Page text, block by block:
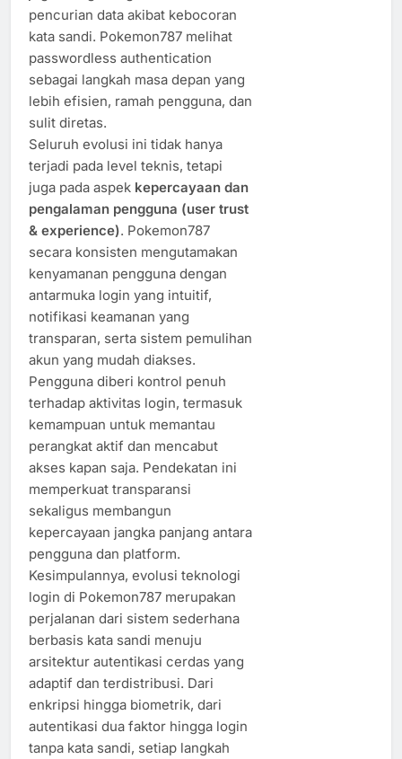
pencurian data akibat kebocoran
kata sandi. Pokemon787 melihat
passwordless authentication
sebagai langkah masa depan yang
lebih efisien, ramah pengguna, dan
sulit diretas.
Seluruh evolusi ini tidak hanya
terjadi pada level teknis, tetapi
juga pada aspek kepercayaan dan
pengalaman pengguna (user trust
& experience). Pokemon787
secara konsisten mengutamakan
kenyamanan pengguna dengan
antarmuka login yang intuitif,
notifikasi keamanan yang
transparan, serta sistem pemulihan
akun yang mudah diakses.
Pengguna diberi kontrol penuh
terhadap aktivitas login, termasuk
kemampuan untuk memantau
perangkat aktif dan mencabut
akses kapan saja. Pendekatan ini
memperkuat transparansi
sekaligus membangun
kepercayaan jangka panjang antara
pengguna dan platform.
Kesimpulannya, evolusi teknologi
login di Pokemon787 merupakan
perjalanan dari sistem sederhana
berbasis kata sandi menuju
arsitektur autentikasi cerdas yang
adaptif dan terdistribusi. Dari
enkripsi hingga biometrik, dari
autentikasi dua faktor hingga login
tanpa kata sandi, setiap langkah